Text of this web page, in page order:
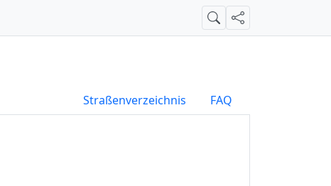
SucheTeilen
Straßenverzeichnis FAQ